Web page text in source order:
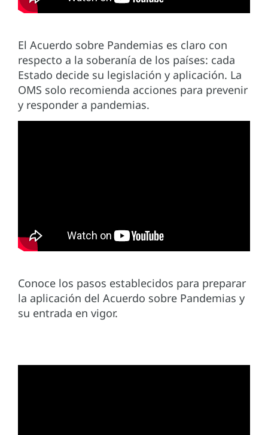
El Acuerdo sobre Pandemias es claro con
respecto a la soberanía de los países: cada
Estado decide su legislación y aplicación. La
OMS solo recomienda acciones para prevenir
y responder a pandemias.
Conoce los pasos establecidos para preparar
la aplicación del Acuerdo sobre Pandemias y
su entrada en vigor.